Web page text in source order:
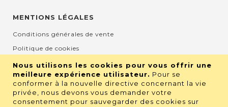
Nous utilisons les cookies pour vous offrir une
meilleure expérience utilisateur. Pour se
conformer à la nouvelle directive concernant la vie
privée, nous devons vous demander votre
consentement pour sauvegarder des cookies sur
MENTIONS LÉGALES
Conditions générales de vente
Politique de cookies
Mentions légales et CGU
Protection de la vie privée
RETROUVEZ NOUS SUR LES RÉSEAUX